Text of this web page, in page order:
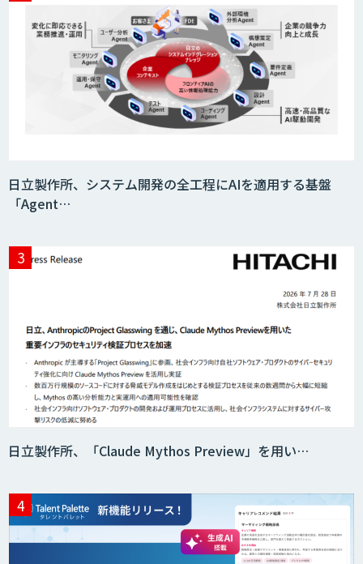
imprai（インプライ）
FUNNELシリーズ
PKSHA Speech Insight
Zendesk
日立製作所、システム開発の全工程にAIを適用する基盤
「Agent…
日立製作所、「Claude Mythos Preview」を用い…